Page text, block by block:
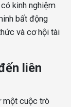
kinh nghiệm
bất động
và cơ hội tài
liên
một cuộc trò